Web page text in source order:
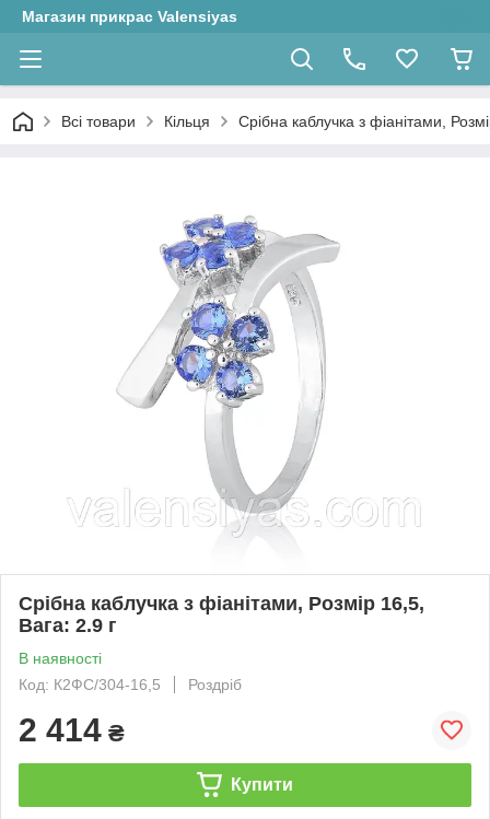
Магазин прикрас Valensiyas
Всі товари Кільця Срібна каблучка з фіанітами,
Срібна каблучка з фіанітами, Розмір 16,5,
Вага: 2.9 г
В наявності
Код: К2ФС/304-16,5
Роздріб
2 414 ₴
Купити